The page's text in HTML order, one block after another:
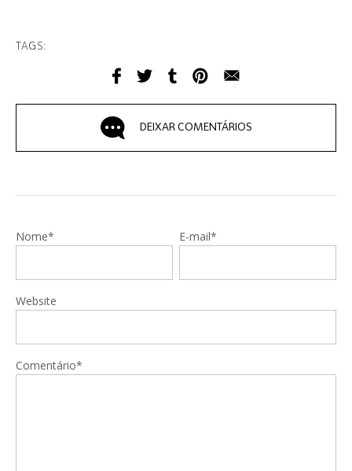
TAGS:
DEIXAR COMENTÁRIOS
Nome* E-mail*
Website
Comentário*